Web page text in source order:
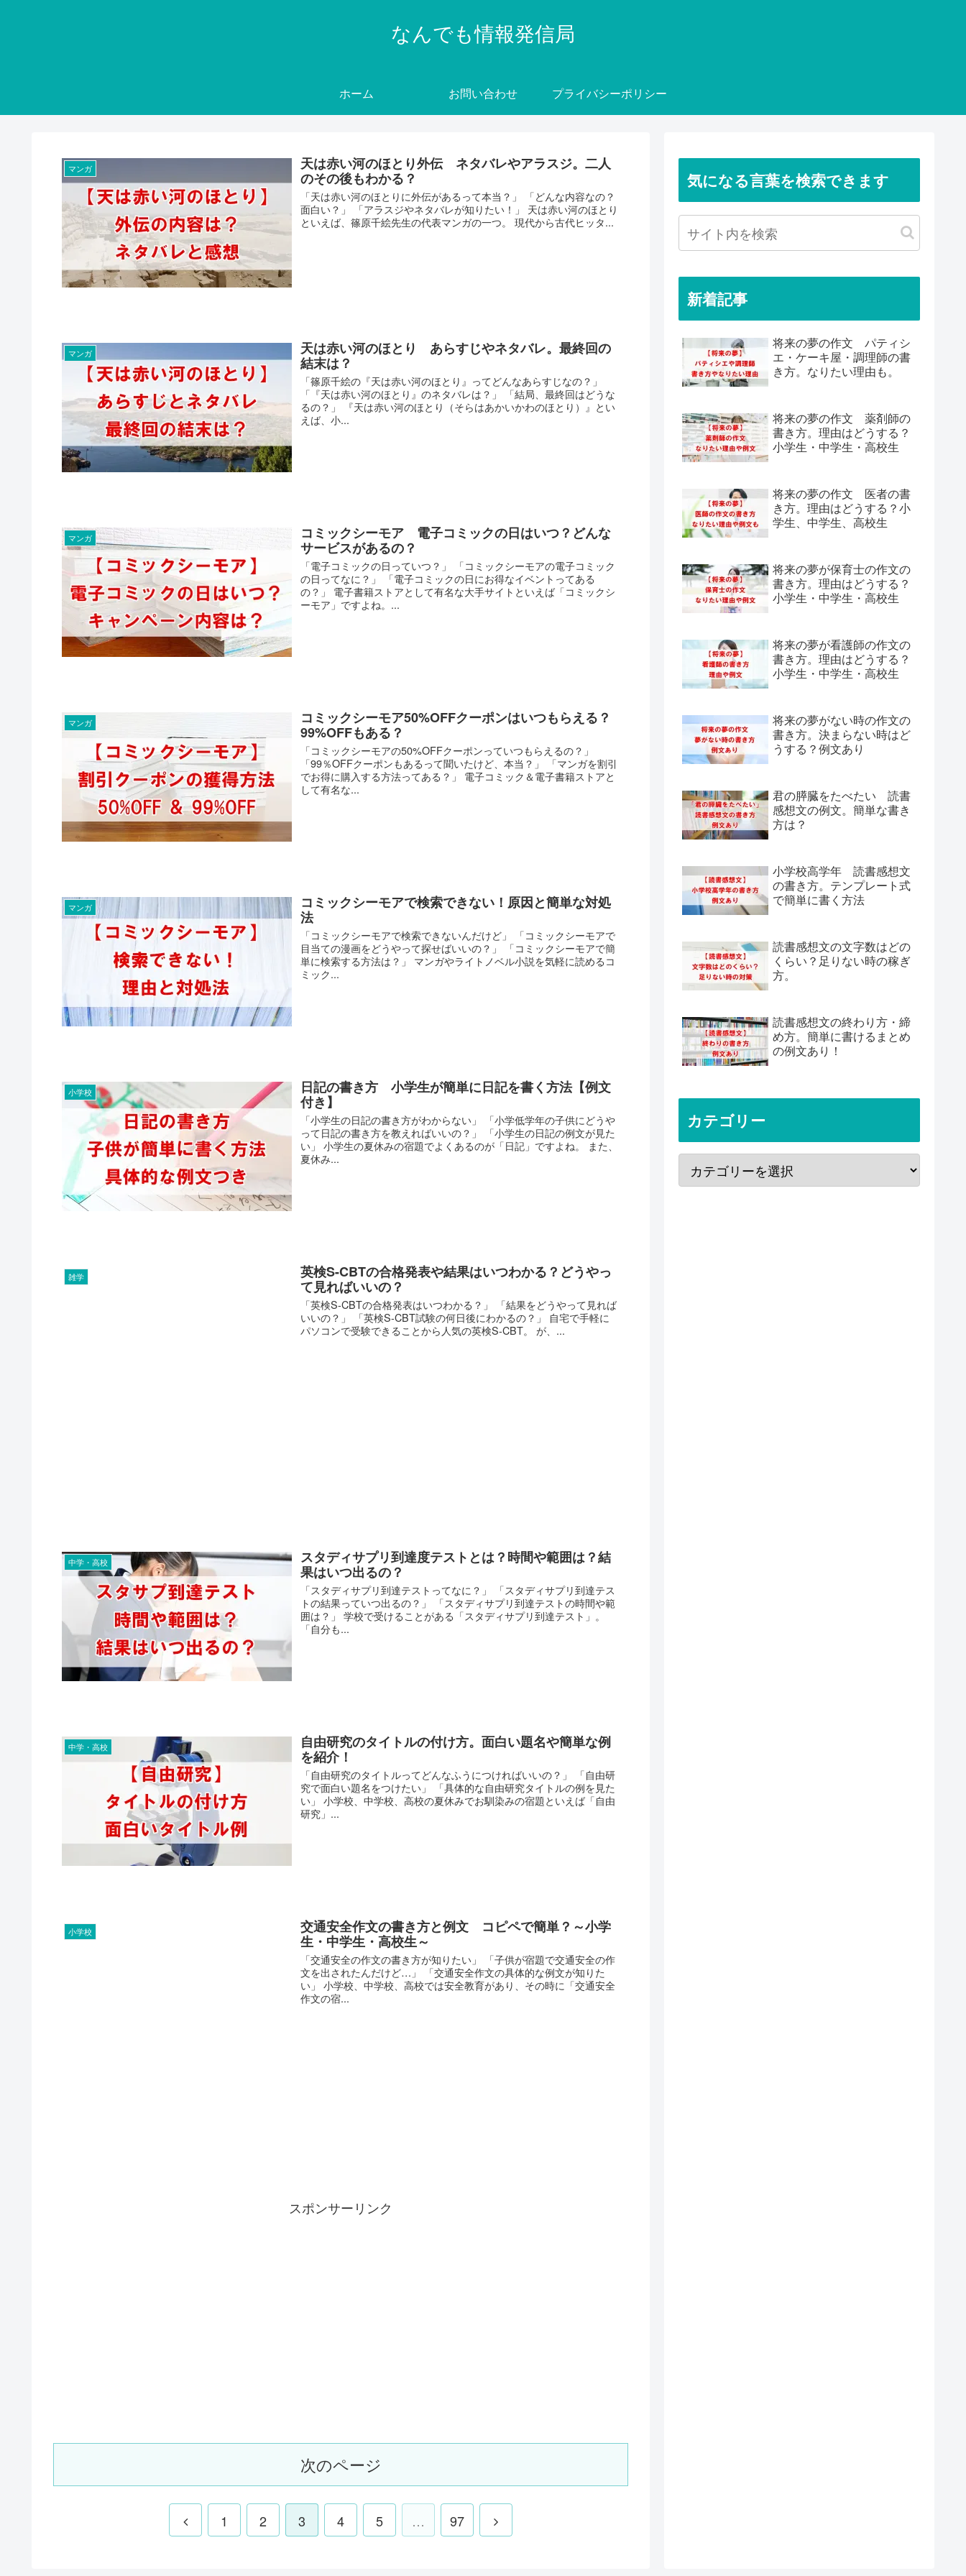
なんでも情報発信局
ホーム お問い合わせ プライバシーポリシー
マンガ
天は赤い河のほとり外伝 ネタバレやアラスジ。二人
のその後もわかる？
「天は赤い河のほとりに外伝があるって本当？」 「どんな内容なの？
面白い？」 「アラスジやネタバレが知りたい！」 天は赤い河のほとり
といえば、篠原千絵先生の代表マンガの一つ。 現代から古代ヒッタ...
マンガ
天は赤い河のほとり あらすじやネタバレ。最終回の
結末は？
「篠原千絵の『天は赤い河のほとり』ってどんなあらすじなの？」
「『天は赤い河のほとり』のネタバレは？」 「結局、最終回はどうな
るの？」 『天は赤い河のほとり（そらはあかいかわのほとり）』とい
えば、小...
マンガ
コミックシーモア 電子コミックの日はいつ？どんな
サービスがあるの？
「電子コミックの日っていつ？」 「コミックシーモアの電子コミック
の日ってなに？」 「電子コミックの日にお得なイベントってある
の？」 電子書籍ストアとして有名な大手サイトといえば「コミックシ
ーモア」ですよね。...
マンガ
コミックシーモア50%OFFクーポンはいつもらえる？
99%OFFもある？
「コミックシーモアの50%OFFクーポンっていつもらえるの？」
「99％OFFクーポンもあるって聞いたけど、本当？」 「マンガを割引
でお得に購入する方法ってある？」 電子コミック＆電子書籍ストアと
して有名な...
マンガ
コミックシーモアで検索できない！原因と簡単な対処
法
「コミックシーモアで検索できないんだけど」 「コミックシーモアで
目当ての漫画をどうやって探せばいいの？」 「コミックシーモアで簡
単に検索する方法は？」 マンガやライトノベル小説を気軽に読めるコ
ミック...
小学校
日記の書き方 小学生が簡単に日記を書く方法【例文
付き】
「小学生の日記の書き方がわからない」 「小学低学年の子供にどうや
って日記の書き方を教えればいいの？」 「小学生の日記の例文が見た
い」 小学生の夏休みの宿題でよくあるのが「日記」ですよね。 また、
夏休み...
雑学
英検S-CBTの合格発表や結果はいつわかる？どうやっ
て見ればいいの？
「英検S-CBTの合格発表はいつわかる？」 「結果をどうやって見れば
いいの？」 「英検S-CBT試験の何日後にわかるの？」 自宅で手軽に
パソコンで受験できることから人気の英検S-CBT。 が、...
中学・高校
スタディサプリ到達度テストとは？時間や範囲は？結
果はいつ出るの？
「スタディサプリ到達テストってなに？」 「スタディサプリ到達テス
トの結果っていつ出るの？」 「スタディサプリ到達テストの時間や範
囲は？」 学校で受けることがある「スタディサプリ到達テスト」。
「自分も...
中学・高校
自由研究のタイトルの付け方。面白い題名や簡単な例
を紹介！
「自由研究のタイトルってどんなふうにつければいいの？」 「自由研
究で面白い題名をつけたい」 「具体的な自由研究タイトルの例を見た
い」 小学校、中学校、高校の夏休みでお馴染みの宿題といえば「自由
研究」...
小学校
交通安全作文の書き方と例文 コピペで簡単？～小学
生・中学生・高校生～
「交通安全の作文の書き方が知りたい」 「子供が宿題で交通安全の作
文を出されたんだけど…」 「交通安全作文の具体的な例文が知りた
い」 小学校、中学校、高校では安全教育があり、その時に「交通安全
作文の宿...
スポンサーリンク
次のページ
1 2 3 4 5 … 97
気になる言葉を検索できます
新着記事
将来の夢の作文 パティシ
エ・ケーキ屋・調理師の書
き方。なりたい理由も。
将来の夢の作文 薬剤師の
書き方。理由はどうする？
小学生・中学生・高校生
将来の夢の作文 医者の書
き方。理由はどうする？小
学生、中学生、高校生
将来の夢が保育士の作文の
書き方。理由はどうする？
小学生・中学生・高校生
将来の夢が看護師の作文の
書き方。理由はどうする？
小学生・中学生・高校生
将来の夢がない時の作文の
書き方。決まらない時はど
うする？例文あり
君の膵臓をたべたい 読書
感想文の例文。簡単な書き
方は？
小学校高学年 読書感想文
の書き方。テンプレート式
で簡単に書く方法
読書感想文の文字数はどの
くらい？足りない時の稼ぎ
方。
読書感想文の終わり方・締
め方。簡単に書けるまとめ
の例文あり！
カテゴリー